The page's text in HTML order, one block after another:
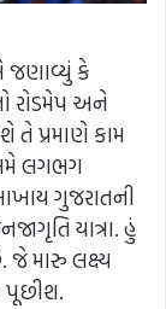
જણાવ્યું કે
રોડમેપ અને
તે પ્રમાણે કામ
લગભગ
ગુજરાતની
યાત્રા. હું
જે મારુ લક્ષ્ય
પૂછીશ.